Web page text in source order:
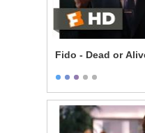
Fido - Dead or